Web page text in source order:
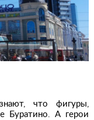
что фигуры,
Буратино. А герои